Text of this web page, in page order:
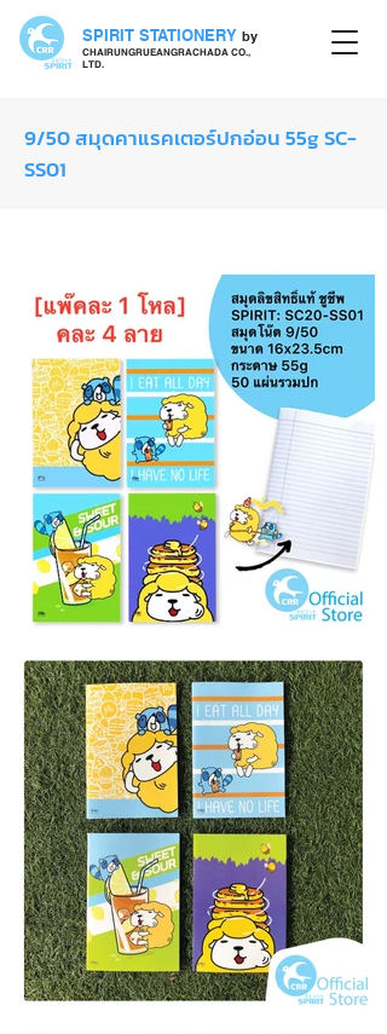
SPIRIT STATIONERY by
CHAIRUNGRUEANGRACHADA CO.,
LTD.
9/50 สมุดคาแรคเตอร์ปกอ่อน 55g SC-
SS01